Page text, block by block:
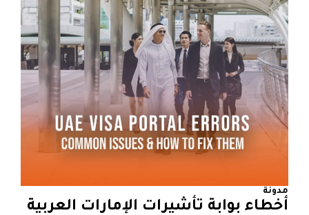
مدونة
أخطاء بوابة تأشيرات الإمارات العربية